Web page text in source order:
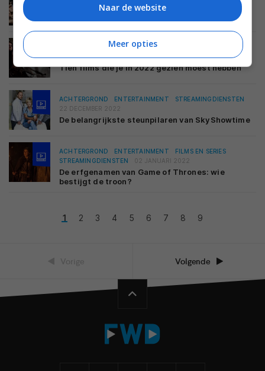
31 DECEMBER 2022
Wishlist 2023 – vijf films om naar uit te kijken
ENTERTAINMENT
25 DECEMBER 2022
Tien films die je in 2022 gezien moest hebben
ACHTERGROND ENTERTAINMENT
STREAMINGDIENSTEN
22 DECEMBER 2022
De belangrijkste steunpilaren van SkyShowtime
ACHTERGROND ENTERTAINMENT
FILMS EN SERIES
STREAMINGDIENSTEN
02 JANUARI 2022
De erfgenamen van Game of Thrones: wie
bestijgt de troon?
1 2 3 4 5 6 7 8 9
Volgende
Naar de website
Meer opties